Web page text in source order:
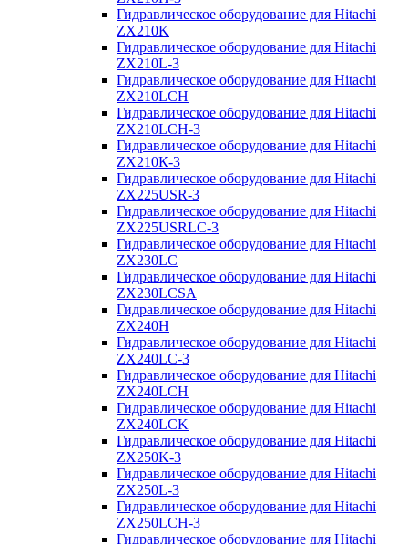
Гидравлическое оборудование для Hitachi
ZX210K
Гидравлическое оборудование для Hitachi
ZX210L-3
Гидравлическое оборудование для Hitachi
ZX210LCH
Гидравлическое оборудование для Hitachi
ZX210LCH-3
Гидравлическое оборудование для Hitachi
ZX210К-3
Гидравлическое оборудование для Hitachi
ZX225USR-3
Гидравлическое оборудование для Hitachi
ZX225USRLC-3
Гидравлическое оборудование для Hitachi
ZX230LC
Гидравлическое оборудование для Hitachi
ZX230LCSA
Гидравлическое оборудование для Hitachi
ZX240H
Гидравлическое оборудование для Hitachi
ZX240LC-3
Гидравлическое оборудование для Hitachi
ZX240LCH
Гидравлическое оборудование для Hitachi
ZX240LCK
Гидравлическое оборудование для Hitachi
ZX250K-3
Гидравлическое оборудование для Hitachi
ZX250L-3
Гидравлическое оборудование для Hitachi
ZX250LCH-3
Гидравлическое оборудование для Hitachi